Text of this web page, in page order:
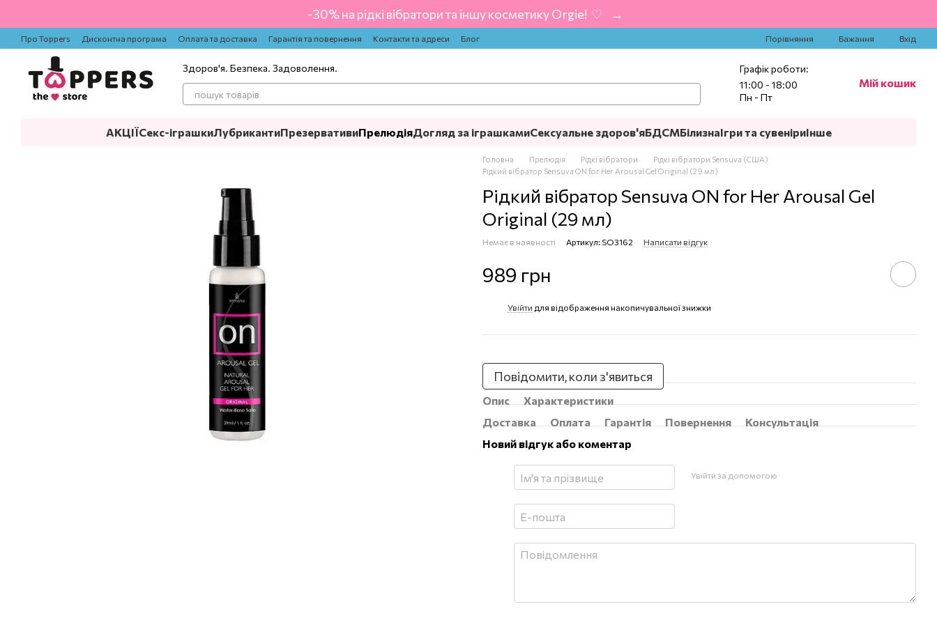
-30% на рідкі вібратори та іншу косметику Orgie! ‍ ♡ ‍ → ‍
Про Toppers Дисконтна програма Оплата та доставка Гарантія та повернення Контакти та адреси Блог Порівняння Бажання Вхід
Здоров'я. Безпека. Задоволення.
Графік роботи:
11:00 - 18:00
Пн - Пт
Мій кошик
АКЦІЇСекс-іграшкиЛубрикантиПрезервативиПрелюдіяДогляд за іграшкамиСексуальне здоров'яБДСМБілизнаІгри та сувеніриІнше
Головна Прелюдія Рідкі вібратори
Рідкі вібратори Sensuva (США)
Рідкий вібратор Sensuva ON for Her Arousal Gel Original (29 мл)
Рідкий вібратор Sensuva ON for Her Arousal Gel
Original (29 мл)
Немає в наявності Артикул: SO3162 Написати відгук
989 грн
Увійти для відображення накопичувальної знижки
Повідомити, коли з'явиться
Опис
Характеристики
Доставка
Оплата Гарантія Повернення
Консультація
Новий відгук або коментар
Увійти за допомогою